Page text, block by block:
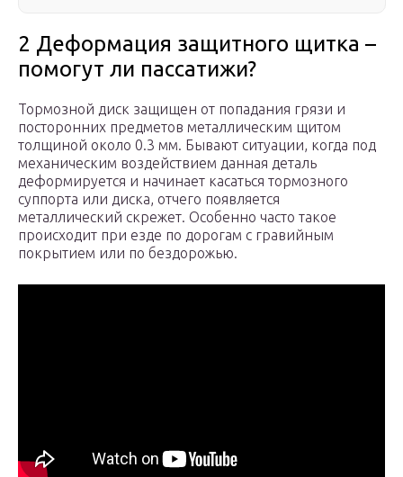
2 Деформация защитного щитка –
помогут ли пассатижи?
Тормозной диск защищен от попадания грязи и
посторонних предметов металлическим щитом
толщиной около 0.3 мм. Бывают ситуации, когда под
механическим воздействием данная деталь
деформируется и начинает касаться тормозного
суппорта или диска, отчего появляется
металлический скрежет. Особенно часто такое
происходит при езде по дорогам с гравийным
покрытием или по бездорожью.